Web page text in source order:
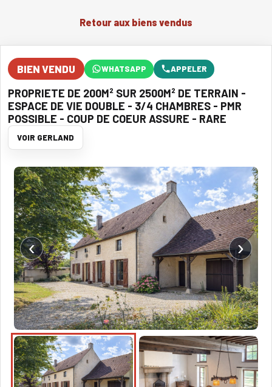
Retour aux biens vendus
BIEN VENDU WHATSAPP APPELER
PROPRIETE DE 200M² SUR 2500M² DE TERRAIN -
ESPACE DE VIE DOUBLE - 3/4 CHAMBRES - PMR
POSSIBLE - COUP DE COEUR ASSURE - RARE
VOIR GERLAND
‹ ›